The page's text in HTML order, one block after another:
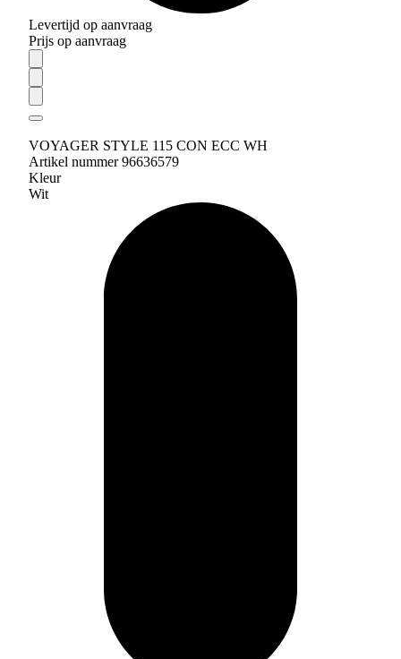
Levertijd op aanvraag
Prijs op aanvraag
VOYAGER STYLE 115 CON ECC WH
Artikel nummer 96636579
Kleur
Wit